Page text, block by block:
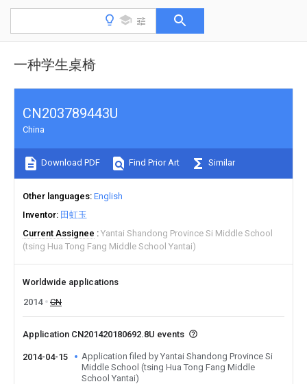
一种学生桌椅
CN203789443U
China
Download PDF Find Prior Art Similar
Other languages English
Inventor 田虹玉
Current Assignee
Yantai Shandong Province Si Middle School
(tsing Hua Tong Fang Middle School Yantai)
Worldwide applications
2014
CN
Application CN201420180692.8U events
2014-04-15
Application filed by Yantai Shandong Province Si
Middle School (tsing Hua Tong Fang Middle
School Yantai)